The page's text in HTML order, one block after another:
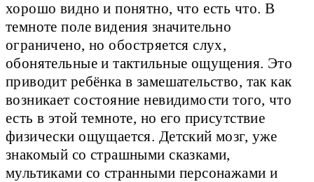
хорошо видно и понятно, что есть что. В
темноте поле видения значительно
ограничено, но обостряется слух,
обонятельные и тактильные ощущения. Это
приводит ребёнка в замешательство, так как
возникает состояние невидимости того, что
есть в этой темноте, но его присутствие
физически ощущается. Детский мозг, уже
знакомый со страшными сказками,
мультиками со странными персонажами и